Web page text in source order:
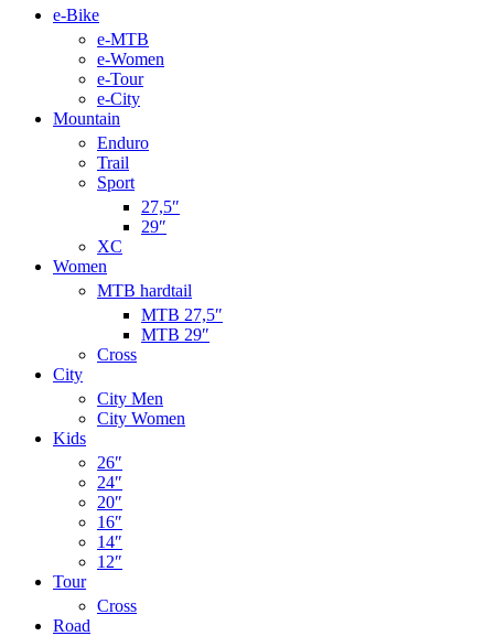
e-Bike
e-MTB
e-Women
e-Tour
e-City
Mountain
Enduro
Trail
Sport
27,5″
29″
XC
Women
MTB hardtail
MTB 27,5″
MTB 29″
Cross
City
City Men
City Women
Kids
26″
24″
20″
16″
14″
12″
Tour
Cross
Road